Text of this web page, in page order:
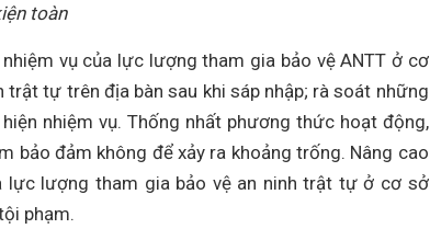
toàn
vụ của lực lượng tham gia bảo vệ ANTT ở cơ
tự trên địa bàn sau khi sáp nhập; rà soát những
nhiệm vụ. Thống nhất phương thức hoạt động,
bảo đảm không để xảy ra khoảng trống. Nâng cao
lực lượng tham gia bảo vệ an ninh trật tự ở cơ sở
phạm.